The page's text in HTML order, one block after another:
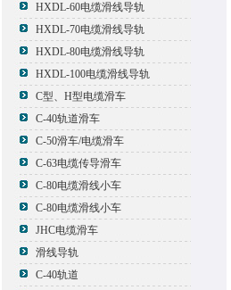
HXDL-60电缆滑线导轨
HXDL-70电缆滑线导轨
HXDL-80电缆滑线导轨
HXDL-100电缆滑线导轨
C型、H型电缆滑车
C-40轨道滑车
C-50滑车/电缆滑车
C-63电缆传导滑车
C-80电缆滑线小车
C-80电缆滑线小车
JHC电缆滑车
滑线导轨
C-40轨道